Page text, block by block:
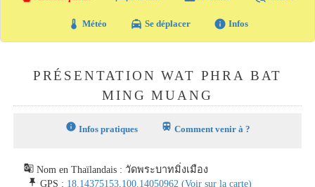
thermostat Météo local_taxi Se déplacer info Infos
PRÉSENTATION WAT PHRA BAT
MING MUANG
info Infos pratiques train Comment venir à ?
g_translate Nom en Thaïlandais : วัดพระบาทมิ่งเมือง
push_pin GPS : 18.14375153,100.14050962 (Voir sur la carte)